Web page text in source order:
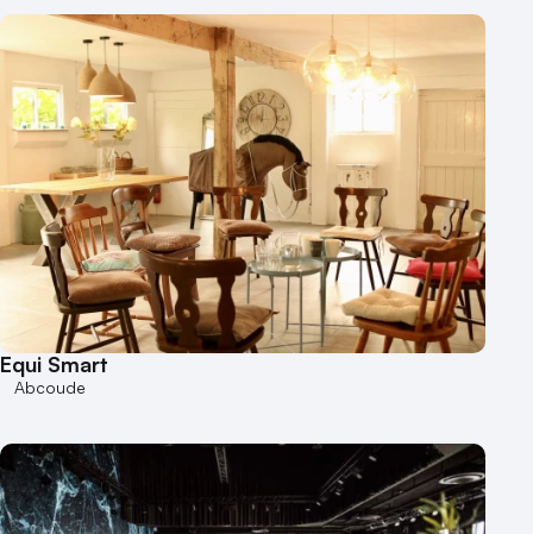
Equi Smart
Abcoude